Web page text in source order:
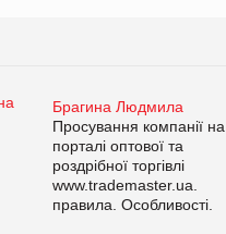
Брагина Людмила
Просування компанії на
порталі оптової та
роздрібної торгівлі
www.trademaster.ua.
правила. Особливості.